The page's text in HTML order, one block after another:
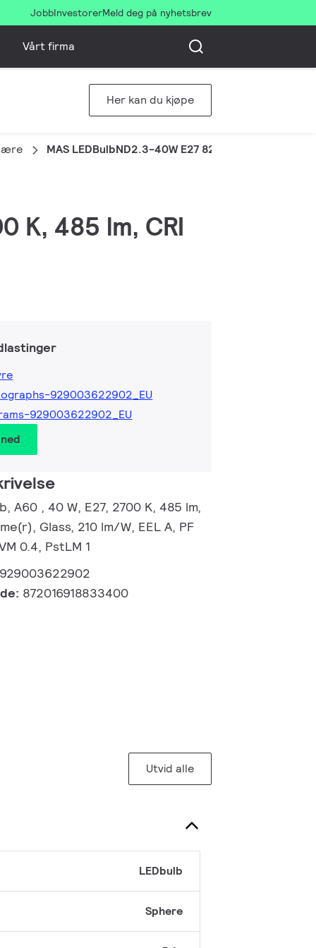
JobbInvestorerMeld deg på nyhetsbrev
Vårt firma
Her kan du kjøpe
MAS LEDBulbND2.3-40W E27 827 A60 FR G UE
K, 485 lm, CRI
929003622902_EU
929003622902_EU
A60 , 40 W, E27, 2700 K, 485 lm,
Glass, 210 lm/W, EEL A, PF
0.4, PstLM 1
929003622902
872016918833400
Utvid alle
LEDbulb
Sphere